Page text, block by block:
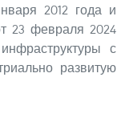
2012 года и
23 февраля 2024
с
развитую